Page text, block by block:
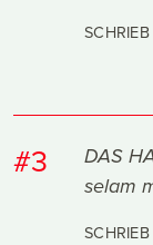
#3
DAS
selam